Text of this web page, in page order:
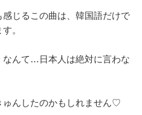
じるこの曲は、韓国語だけで
。
なんて…日本人は絶対に言わな
ゅんしたのかもしれません♡